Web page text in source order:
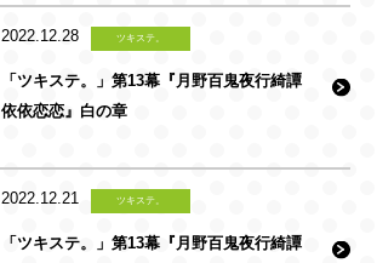
2022.12.28 ツキステ。
「ツキステ。」第13幕『月野百鬼夜行綺譚
依依恋恋』白の章
2022.12.21 ツキステ。
「ツキステ。」第13幕『月野百鬼夜行綺譚